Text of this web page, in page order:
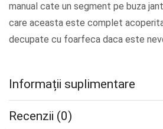
manual cate un segment pe buza
care aceasta este complet
decupate cu foarfeca daca este
Informații suplimentare
Recenzii (0)